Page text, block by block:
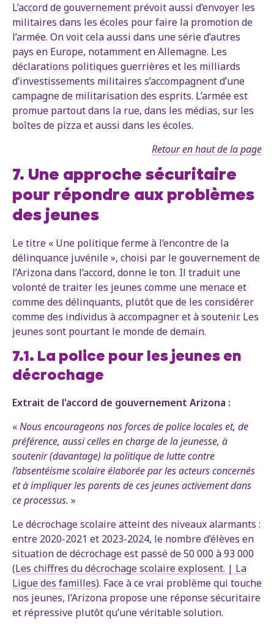
L’accord de gouvernement prévoit aussi d’envoyer les
militaires dans les écoles pour faire la promotion de
l’armée. On voit cela aussi dans une série d’autres
pays en Europe, notamment en Allemagne. Les
déclarations politiques guerrières et les milliards
d’investissements militaires s’accompagnent d’une
campagne de militarisation des esprits. L’armée est
promue partout dans la rue, dans les médias, sur les
boîtes de pizza et aussi dans les écoles.
Retour en haut de la page
7. Une approche sécuritaire
pour répondre aux problèmes
des jeunes
Le titre « Une politique ferme à l’encontre de la
délinquance juvénile », choisi par le gouvernement de
l’Arizona dans l’accord, donne le ton. Il traduit une
volonté de traiter les jeunes comme une menace et
comme des délinquants, plutôt que de les considérer
comme des individus à accompagner et à soutenir. Les
jeunes sont pourtant le monde de demain.
7.1. La police pour les jeunes en
décrochage
Extrait de l'accord de gouvernement Arizona :
«Nous encourageons nos forces de police locales et, de
préférence, aussi celles en charge de la jeunesse, à
soutenir (davantage) la politique de lutte contre
l’absentéisme scolaire élaborée par les acteurs concernés
et à impliquer les parents de ces jeunes activement dans
ce processus. »
Le décrochage scolaire atteint des niveaux alarmants :
entre 2020-2021 et 2023-2024, le nombre d’élèves en
situation de décrochage est passé de 50 000 à 93 000
(Les chiffres du décrochage scolaire explosent. | La
Ligue des familles). Face à ce vrai problème qui touche
nos jeunes, l’Arizona propose une réponse sécuritaire
et répressive plutôt qu’une véritable solution.